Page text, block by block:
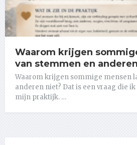
Waarom krijgen
van stemmen en
Waarom krijgen sommige mensen
anderen niet? Dat is een vraag die
mijn praktijk. …